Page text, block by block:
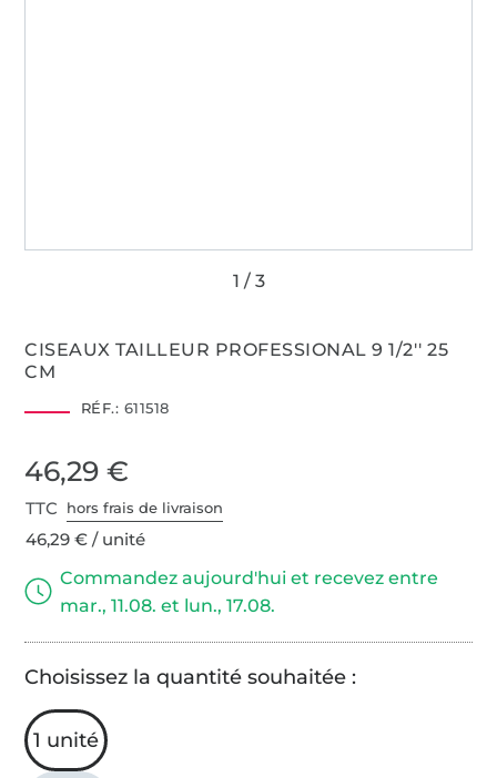
CISEAUX TAILLEUR PROFESSIONAL 9 1/2'' 25
CM
RÉF.: 611518
46,29 €
TTC hors frais de livraison
46,29 € / unité
Commandez aujourd'hui et recevez entre
mar., 11.08. et lun., 17.08.
Choisissez la quantité souhaitée :
1 unité